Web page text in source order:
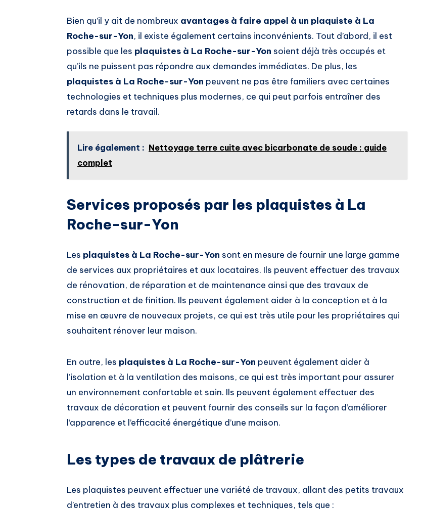
Bien qu’il y ait de nombreux avantages à faire appel à un plaquiste à La
Roche-sur-Yon, il existe également certains inconvénients. Tout d’abord, il est
possible que les plaquistes à La Roche-sur-Yon soient déjà très occupés et
qu’ils ne puissent pas répondre aux demandes immédiates. De plus, les
plaquistes à La Roche-sur-Yon peuvent ne pas être familiers avec certaines
technologies et techniques plus modernes, ce qui peut parfois entraîner des
retards dans le travail.
Lire également : Nettoyage terre cuite avec bicarbonate de soude : guide
complet
Services proposés par les plaquistes à La
Roche-sur-Yon
Les plaquistes à La Roche-sur-Yon sont en mesure de fournir une large gamme
de services aux propriétaires et aux locataires. Ils peuvent effectuer des travaux
de rénovation, de réparation et de maintenance ainsi que des travaux de
construction et de finition. Ils peuvent également aider à la conception et à la
mise en œuvre de nouveaux projets, ce qui est très utile pour les propriétaires qui
souhaitent rénover leur maison.
En outre, les plaquistes à La Roche-sur-Yon peuvent également aider à
l’isolation et à la ventilation des maisons, ce qui est très important pour assurer
un environnement confortable et sain. Ils peuvent également effectuer des
travaux de décoration et peuvent fournir des conseils sur la façon d’améliorer
l’apparence et l’efficacité énergétique d’une maison.
Les types de travaux de plâtrerie
Les plaquistes peuvent effectuer une variété de travaux, allant des petits travaux
d’entretien à des travaux plus complexes et techniques, tels que :